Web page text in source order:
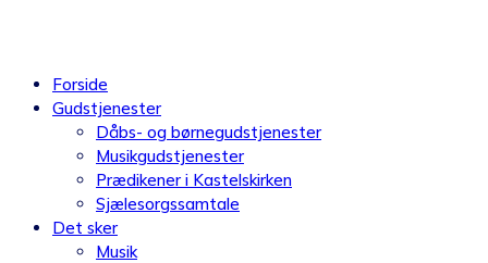
Forside
Gudstjenester
Dåbs- og børnegudstjenester
Musikgudstjenester
Prædikener i Kastelskirken
Sjælesorgssamtale
Det sker
Musik